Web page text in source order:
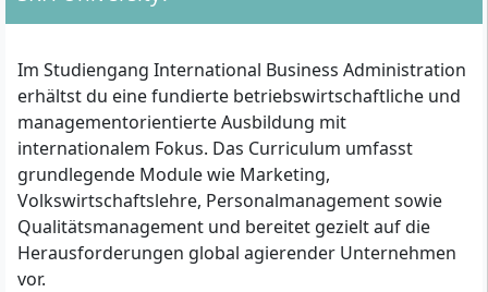
Fachhochschulreife
internationaler Schulabschluss
Beruflich Qualifizierte können mit einer
mindestens zweijährigen abgeschlossenen
Berufsausbildung und mindestens drei Jahren
Berufserfahrung über eine bestandene
Eignungsprüfung zugelassen werden
Nachweis guter Englischkenntnisse (z. B. durch
TOEFL, IELTS oder einen vergleichbaren
Im Studiengang International Business Administration
erhältst du eine fundierte betriebswirtschaftliche und
managementorientierte Ausbildung mit
internationalem Fokus. Das Curriculum umfasst
grundlegende Module wie Marketing,
Volkswirtschaftslehre, Personalmanagement sowie
Qualitätsmanagement und bereitet gezielt auf die
Herausforderungen global agierender Unternehmen
vor.